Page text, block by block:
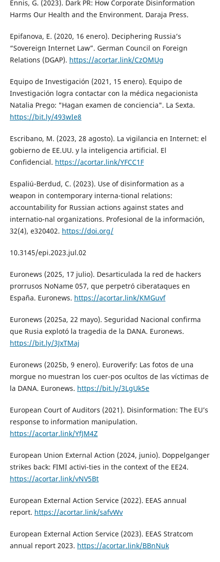
Ennis, G. (2023). Dark PR: How Corporate Disinformation
Harms Our Health and the Environment. Daraja Press.
Epifanova, E. (2020, 16 enero). Deciphering Russia’s
“Sovereign Internet Law”. German Council on Foreign
Relations (DGAP). https://acortar.link/CzOMUg
Equipo de Investigación (2021, 15 enero). Equipo de
Investigación logra contactar con la médica negacionista
Natalia Prego: "Hagan examen de conciencia". La Sexta.
https://bit.ly/493wIe8
Escribano, M. (2023, 28 agosto). La vigilancia en Internet: el
gobierno de EE.UU. y la inteligencia artificial. El
Confidencial. https://acortar.link/YFCC1F
Espaliú-Berdud, C. (2023). Use of disinformation as a
weapon in contemporary interna-tional relations:
accountability for Russian actions against states and
internatio-nal organizations. Profesional de la información,
32(4), e320402. https://doi.org/
10.3145/epi.2023.jul.02
Euronews (2025, 17 julio). Desarticulada la red de hackers
prorrusos NoName 057, que perpetró ciberataques en
España. Euronews. https://acortar.link/KMGuvf
Euronews (2025a, 22 mayo). Seguridad Nacional confirma
que Rusia explotó la tragedia de la DANA. Euronews.
https://bit.ly/3JxTMaj
Euronews (2025b, 9 enero). Euroverify: Las fotos de una
morgue no muestran los cuer-pos ocultos de las víctimas de
la DANA. Euronews. https://bit.ly/3LgUk5e
European Court of Auditors (2021). Disinformation: The EU’s
response to information manipulation.
https://acortar.link/YfJM4Z
European Union External Action (2024, junio). Doppelganger
strikes back: FIMI activi-ties in the context of the EE24.
https://acortar.link/vNV5Bt
European External Action Service (2022). EEAS annual
report. https://acortar.link/safvWv
European External Action Service (2023). EEAS Stratcom
annual report 2023. https://acortar.link/BBnNuk